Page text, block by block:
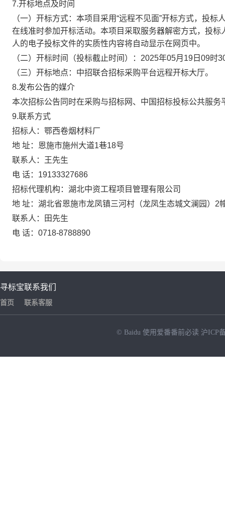
7.开标地点及时间
（一）开标方式：本项目采用“远程不见面”开标方式，投
在线准时参加开标活动。本项目采取服务器解密方式，投
人的电子投标文件的实质性内容将自动显示在网页中。
（二）开标时间（投标截止时间）： 2025年05月19日09时
（三）开标地点：中招联合招标采购平台远程开标大厅。
8.发布公告的媒介
本次招标公告同时在采购与招标网、中国招标投标公共服
9.联系方式
招标人：鄂西卷烟材料厂
地 址：恩施市施州大道1巷18号
联系人：王先生
电 话：19133327686
招标代理机构：湖北中资工程项目管理有限公司
地 址：湖北省恩施市龙凤镇三河村（龙凤生态城文澜园）2
联系人：田先生
电 话：0718-8788890
寻标宝
首页
联系我们
联系客服
© Baidu 使用爱番番前必读 沪ICP